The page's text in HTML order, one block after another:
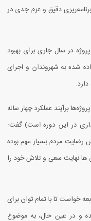
برنامه‌ریزی دقیق و عزم جدی در
پروژه در سال جاری برای بهبود
شده به شهروندان و اجرای
برآیند عملکرد چهار ساله
در این دوره است) گفت:
رضایت مردم بسیار مهم بوده
ها نهایت سعی و تلاش خود را
خواست تا با تمام توان برای
و در عین حال، به موضوع